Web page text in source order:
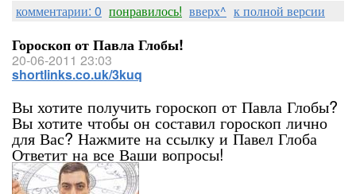
комментарии: 0 понравилось! вверх^ к полной версии
Гороскоп от Павла Глобы!
20-06-2011 23:03
shortlinks.co.uk/3kuq
Вы хотите получить гороскоп от Павла Глобы?
Вы хотите чтобы он составил гороскоп лично
для Вас? Нажмите на ссылку и Павел Глоба
Ответит на все Ваши вопросы!